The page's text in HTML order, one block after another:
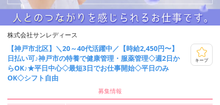
株式会社サンレディース
【神戸市北区】＼20～40代活躍中／【時給2,450円〜】
日払い可♪神戸市の特養で健康管理・服薬管理◇週2日か
らOK♪★平日中心◇最短3日でお仕事開始◇平日のみ
OK◇シフト自由
キープ
募集情報